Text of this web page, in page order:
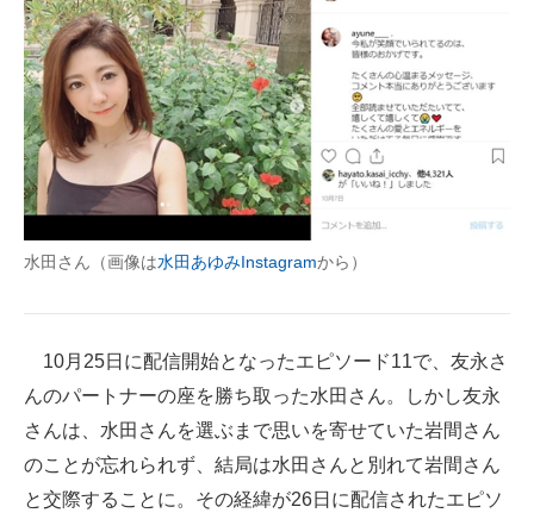
企業ITのトレンドを詳説
経営リーダーのコミュニティ
マーケ×ITの今がよく分かる
ITエンジニア向け専門サイト
製造業のIT導入・活用を支援
モノづくり技術者専門サイト
エレクトロニクス専門サイト
電子設計の基本と応用
水田さん（画像は水田あゆみInstagramから）
10月25日に配信開始となったエピソード11で、友永さ
んのパートナーの座を勝ち取った水田さん。しかし友永
さんは、水田さんを選ぶまで思いを寄せていた岩間さん
のことが忘れられず、結局は水田さんと別れて岩間さん
と交際することに。その経緯が26日に配信されたエピソ